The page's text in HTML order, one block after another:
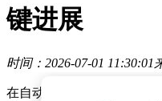
键进展
时间：2026-07-01 11:30:01
在自动驾驶技术的赛道上